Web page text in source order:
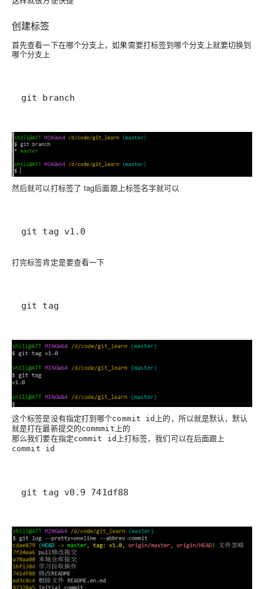
创建标签
首先查看一下在哪个分支上，如果需要打标签到哪个分支上就要切换到
哪个分支上
git branch
然后就可以打标签了 tag后面跟上标签名字就可以
git tag v1.0
打完标签肯定是要查看一下
git tag
这个标签是没有指定打到哪个commit id 上的，所以就是默认，默认
就是打在最新提交的commmit 上的
那么我们要在指定commit id 上打标签，我们可以在后面跟上
commit id
git tag v0.9 741df88